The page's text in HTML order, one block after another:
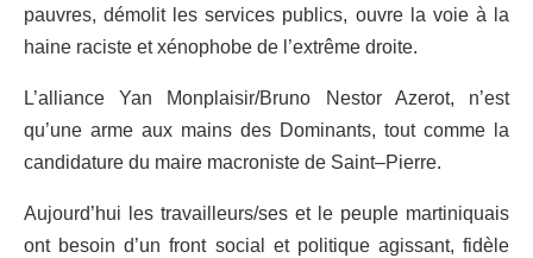
pauvres, démolit les services publics, ouvre la voie à la
haine raciste et xénophobe de l’extrême droite.
L’alliance Yan Monplaisir/Bruno Nestor Azerot, n’est
qu’une arme aux mains des Dominants, tout comme la
candidature du maire macroniste de Saint–Pierre.
Aujourd’hui les travailleurs/ses et le peuple martiniquais
ont besoin d’un front social et politique agissant, fidèle